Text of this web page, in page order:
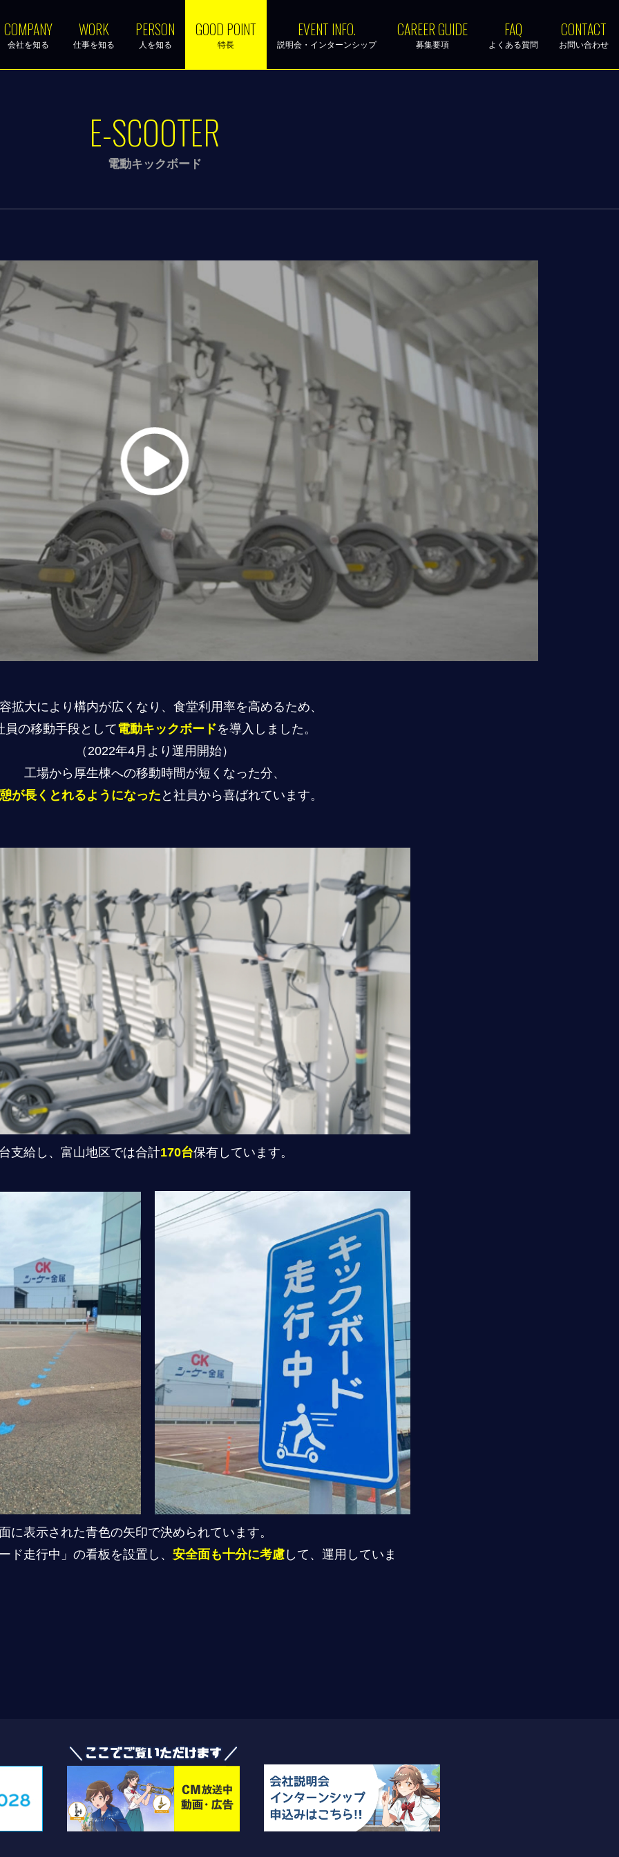
COMPANY
会社を知る
WORK
仕事を知る
PERSON
人を知る
GOOD POINT
特長
EVENT INFO.
説明会・インターンシップ
CAREER GUIDE
募集要項
FAQ
よくある質問
CONTACT
お問い合わせ
E-SCOOTER
電動キックボード
拡大により構内が広くなり、食堂利用率を高めるため、
員の移動手段として電動キックボードを導入しました。
（2022年4月より運用開始）
工場から厚生棟への移動時間が短くなった分、
が長くとれるようになった と社員から喜ばれています。
支給し、富山地区では合計170台保有しています。
に表示された青色の矢印で決められています。
ド走行中」の看板を設置し、 安全面も十分に考慮 して、運用していま